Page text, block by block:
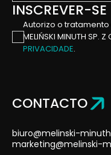
INSCREVER-SE
Autorizo ​​o
MELIŃSKI MINUTH
PRIVACIDADE.
CONTACTO
biuro@melinski-
marketing@melinski-